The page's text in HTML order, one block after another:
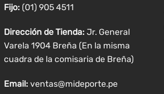
producto
Fijo: (01) 905 4511
Dirección de Tienda: Jr. General
Varela 1904 Breña (En la misma
cuadra de la comisaria de Breña)
Email: ventas@mideporte.pe